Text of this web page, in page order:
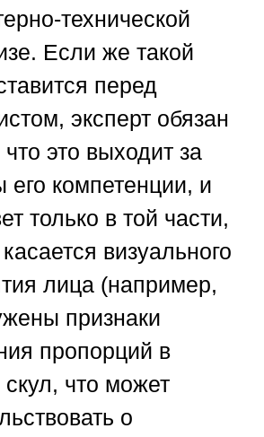
технической
Если же такой
перед
эксперт обязан
что это выходит за
его компетенции, и
только в той части,
визуального
лица (например,
признаки
пропорций в
скул, что может
о